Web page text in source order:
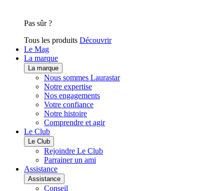
Pas sûr ?
Tous les produits Découvrir
Le Mag
La marque
La marque
Nous sommes Laurastar
Notre expertise
Nos engagements
Votre confiance
Notre histoire
Comprendre et agir
Le Club
Le Club
Rejoindre Le Club
Parrainer un ami
Assistance
Assistance
Conseil